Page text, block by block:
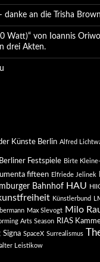
danke an die Trisha
Watt)“ von Ioannis
drei Akten.
Künste Berlin Alfred
Berliner Festspiele Birte
fifteen Elfriede Jelinek
Bahnhof HAU
Künstlerbund
Max Slevogt Milo
Arts Season RIAS
Signa SpaceX Surrealismus
Leistikow